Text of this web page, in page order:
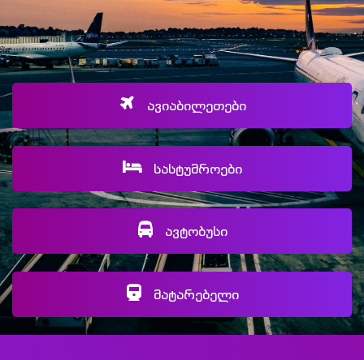
ავიაბილეთები
სასტუმროები
ავტობუსი
მატარებელი